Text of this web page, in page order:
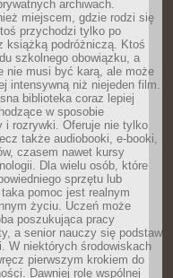
archiwach.
miejscem, gdzie rodzi się
przychodzi tylko po
książką podróżniczą. Ktoś
szkolnego obowiązku, a
nie musi być karą, ale może
intensywną niż niejeden film.
biblioteka coraz lepiej
w sposobie
i rozrywki. Oferuje nie tylko
także audiobooki, e-booki,
czasem nawet kursy
Dla wielu osób, które
sprzętu lub
pomoc jest realnym
życiu. Uczeń może
poszukująca pracy
a senior nauczy się podstaw
W niektórych środowiskach
pierwszym krokiem do
Dawniej rolę wspólnej